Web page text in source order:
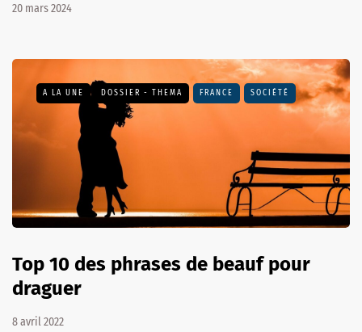
20 mars 2024
A LA UNE DOSSIER - THEMA FRANCE SOCIÉTÉ
Top 10 des phrases de beauf pour
draguer
8 avril 2022